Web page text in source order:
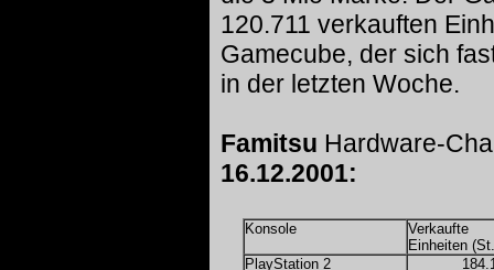
120.711 verkauften
Gamecube, der sich
in der letzten Woche.
Famitsu Hardware-
16.12.2001:
Konsole
Verkaufte
Einheiten
PlayStation 2